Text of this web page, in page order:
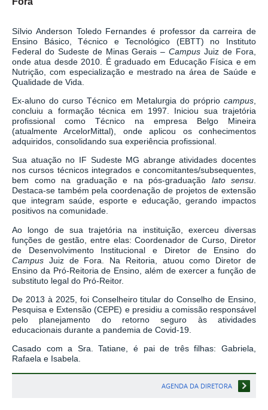
Sílvio Anderson Toledo Fernandes é professor da carreira de
Ensino Básico, Técnico e Tecnológico (EBTT) no Instituto
Federal do Sudeste de Minas Gerais –Campus Juiz de Fora,
onde atua desde 2010. É graduado em Educação Física e em
Nutrição, com especialização e mestrado na área de Saúde e
Qualidade de Vida.
Ex-aluno do curso Técnico em Metalurgia do próprio campus
concluiu a formação técnica em 1997. Iniciou sua trajetória
profissional como Técnico na empresa Belgo Mineira
(atualmente ArcelorMittal), onde aplicou os conhecimentos
adquiridos, consolidando sua experiência profissional.
Sua atuação no IF Sudeste MG abrange atividades docentes
nos cursos técnicos integrados e concomitantes/subsequentes,
bem como na graduação e na pós-graduação lato sensu.
Destaca-se também pela coordenação de projetos de extensão
que integram saúde, esporte e educação, gerando impactos
positivos na comunidade.
Ao longo de sua trajetória na instituição, exerceu diversas
funções de gestão, entre elas: Coordenador de Curso, Diretor
de Desenvolvimento Institucional e Diretor de Ensino do
Campus Juiz de Fora. Na Reitoria, atuou como Diretor de
Ensino da Pró-Reitoria de Ensino, além de exercer a função de
substituto legal do Pró-Reitor.
De 2013 à 2025, foi Conselheiro titular do Conselho de Ensino,
Pesquisa e Extensão (CEPE) e presidiu a comissão responsável
pelo planejamento do retorno seguro às atividades
educacionais durante a pandemia de Covid-19.
Casado com a Sra. Tatiane, é pai de três filhas: Gabriela,
Rafaela e Isabela.
AGENDA DA DIRETORA